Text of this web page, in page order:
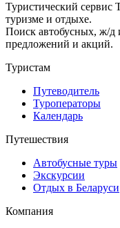
Туристический
туризме и отдыхе.
Поиск автобусных, ж/д
предложений и акций.
Туристам
Путеводитель
Туроператоры
Календарь
Путешествия
Автобусные туры
Экскурсии
Отдых в Беларуси
Компания